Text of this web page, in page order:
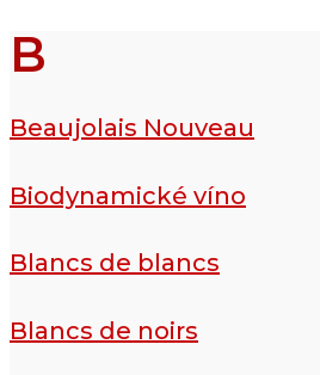
B
Beaujolais Nouveau
Biodynamické víno
Blancs de blancs
Blancs de noirs